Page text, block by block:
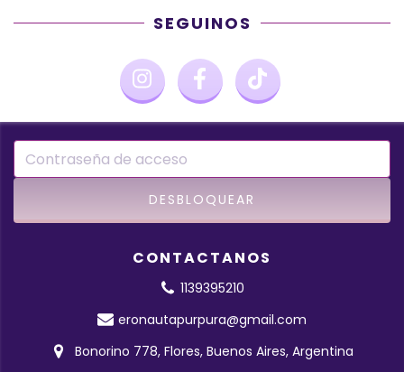
SEGUINOS
CONTACTANOS
1139395210
eronautapurpura@gmail.com
Bonorino 778, Flores, Buenos Aires, Argentina